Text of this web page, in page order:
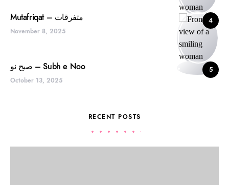
4 Mutafriqat – متفرقات
November 8, 2025
5 صبح نو – Subh e Noo
October 13, 2025
RECENT POSTS